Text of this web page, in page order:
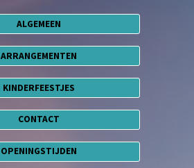
ALGEMEEN
ARRANGEMENTEN
KINDERFEESTJES
CONTACT
OPENINGSTIJDEN